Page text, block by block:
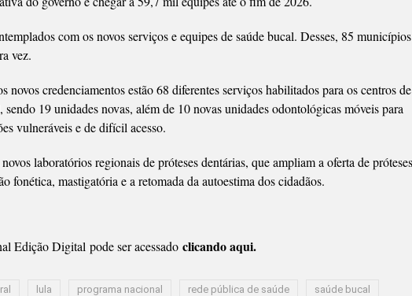
com os novos serviços e equipes de saúde bucal. Desses, 85 municípios
vez.
novos credenciamentos estão 68 diferentes serviços habilitados para os centros de
19 unidades novas, além de 10 novas unidades odontológicas móveis para
vulneráveis e de difícil acesso.
laboratórios regionais de próteses dentárias, que ampliam a oferta de próteses
fonética, mastigatória e a retomada da autoestima dos cidadãos.
Edição Digital pode ser acessado clicando aqui.
lula programa nacional rede pública de saúde
saúde bucal